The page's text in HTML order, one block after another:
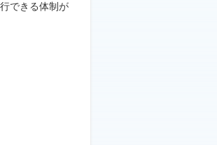
できる体制が